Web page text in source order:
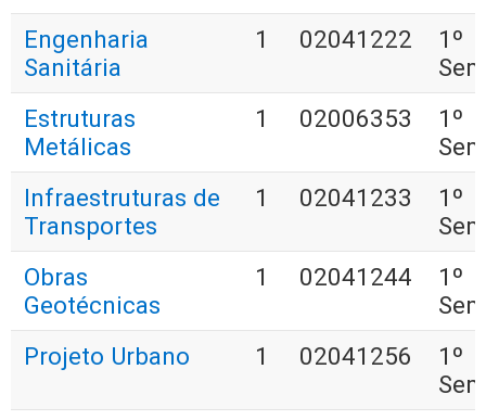
Engenharia
Sanitária
1 02041222
1º
Estruturas
Metálicas
1 02006353
1º
Infraestruturas de
Transportes
1 02041233
1º
Obras
Geotécnicas
1 02041244
1º
Projeto Urbano
1 02041256
1º